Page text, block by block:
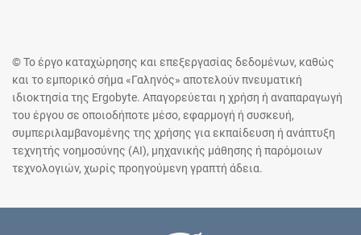
© Το έργο καταχώρησης και επεξεργασίας δεδομένων, καθώς
και το εμπορικό σήμα «Γαληνός» αποτελούν πνευματική
ιδιοκτησία της Ergobyte. Απαγορεύεται η χρήση ή αναπαραγωγή
του έργου σε οποιοδήποτε μέσο, εφαρμογή ή συσκευή,
συμπεριλαμβανομένης της χρήσης για εκπαίδευση ή ανάπτυξη
τεχνητής νοημοσύνης (AI), μηχανικής μάθησης ή παρόμοιων
τεχνολογιών, χωρίς προηγούμενη γραπτή άδεια.